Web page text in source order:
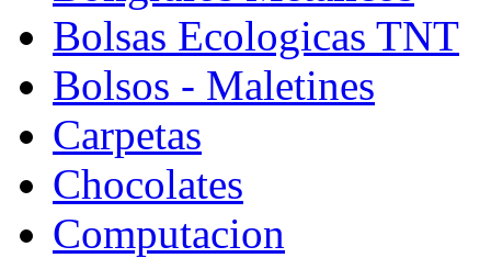
Bolsas Ecologicas TNT
Bolsos - Maletines
Carpetas
Chocolates
Computacion